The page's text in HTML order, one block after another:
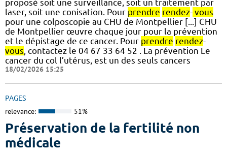
proposé soit une surveillance, soit un traitement par
laser, soit une conisation. Pour prendre rendez- vous
pour une colposcopie au CHU de Montpellier [...] CHU
de Montpellier œuvre chaque jour pour la prévention
et le dépistage de ce cancer. Pour prendre rendez-
vous, contactez le 04 67 33 64 52 . La prévention Le
cancer du col l’utérus, est un des seuls cancers
18/02/2026 15:25
PAGES
relevance: 51%
Préservation de la fertilité non
médicale